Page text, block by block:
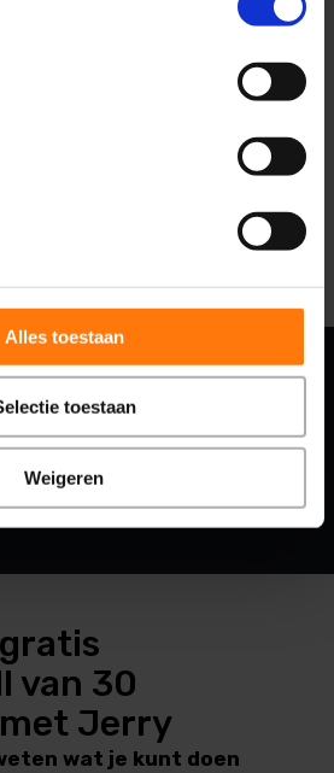
Alles toestaan
toestaan
Weigeren
van 30
Jerry
wat je kunt doen